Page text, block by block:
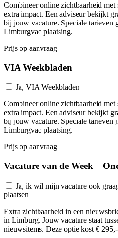
Combineer online zichtbaarheid
extra impact. Een adviseur bekijkt
bij jouw vacature. Speciale tarieven
Limburgvac plaatsing.
Prijs op aanvraag
VIA Weekbladen
Ja, VIA Weekbladen
Combineer online zichtbaarheid
extra impact. Een adviseur bekijkt
bij jouw vacature. Speciale tarieven
Limburgvac plaatsing.
Prijs op aanvraag
Vacature van de Week –
Ja, ik wil mijn vacature ook
plaatsen
Extra zichtbaarheid in een
in Limburg. Jouw vacature staat
nieuwsitems. Deze optie kost €